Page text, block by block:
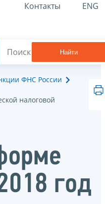
Контакты ENG
Найти
ФНС России
налоговой
год